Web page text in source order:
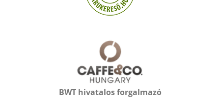
BWT hivatalos forgalmazó